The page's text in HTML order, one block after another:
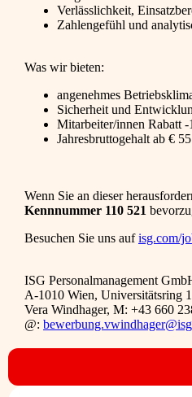
Verlässlichkeit,
Zahlengefühl und
Was wir bieten:
angenehmes
Sicherheit und
Mitarbeiter/innen Rabatt -
Jahresbruttogehalt ab €
Wenn Sie an dieser
Kennnummer 110 521
Besuchen Sie uns aufisg.com/
ISG Personalmanagement
A-1010 Wien, Universitätsring
Vera Windhager, M: +43 660
@: